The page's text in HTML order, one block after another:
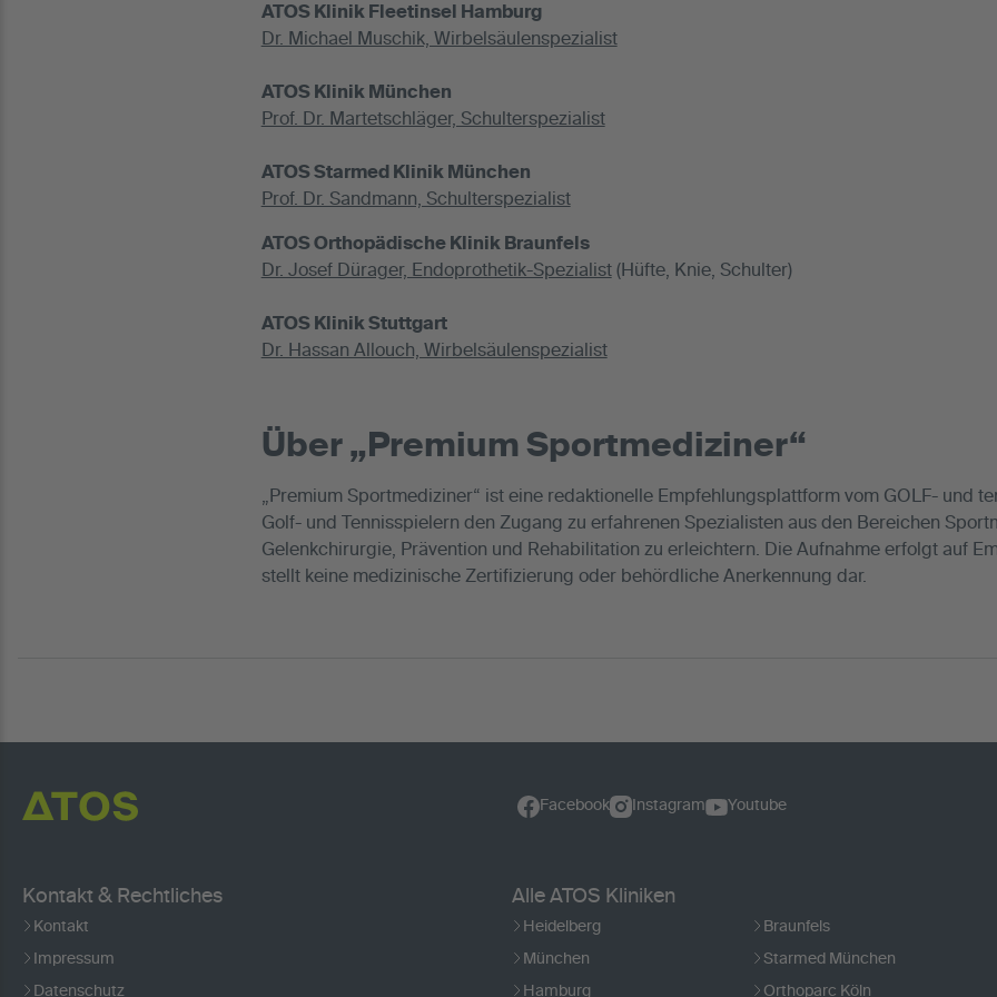
ATOS Klinik Fleetinsel Hamburg
Dr. Michael Muschik, Wirbelsäulenspezialist
ATOS Klinik München
Prof. Dr. Martetschläger, Schulterspezialist
ATOS Starmed Klinik München
Prof. Dr. Sandmann, Schulterspezialist
ATOS Orthopädische Klinik Braunfels
Dr. Josef Dürager, Endoprothetik-Spezialist(Hüfte, Knie, Schulter)
ATOS Klinik Stuttgart
Dr. Hassan Allouch, Wirbelsäulenspezialist
Über „Premium Sportmediziner“
„Premium Sportmediziner“ ist eine redaktionelle Empfehlungsplattform vom GOLF- und
Golf- und Tennisspielern den Zugang zu erfahrenen Spezialisten aus den Bereichen
Gelenkchirurgie, Prävention und Rehabilitation zu erleichtern. Die Aufnahme erfolgt auf
stellt keine medizinische Zertifizierung oder behördliche Anerkennung dar.
Facebook Instagram Youtube
Kontakt & Rechtliches
Kontakt
Impressum
Datenschutz
Alle ATOS Kliniken
Heidelberg Braunfels
München Starmed München
Hamburg Orthoparc Köln